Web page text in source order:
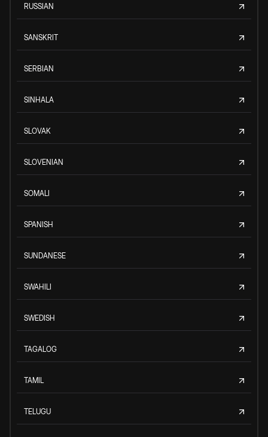
RUSSIAN
SANSKRIT
SERBIAN
SINHALA
SLOVAK
SLOVENIAN
SOMALI
SPANISH
SUNDANESE
SWAHILI
SWEDISH
TAGALOG
TAMIL
TELUGU